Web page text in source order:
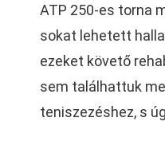
ATP 250-es torna
sokat lehetett
ezeket követő
sem találhattuk
teniszezéshez, s